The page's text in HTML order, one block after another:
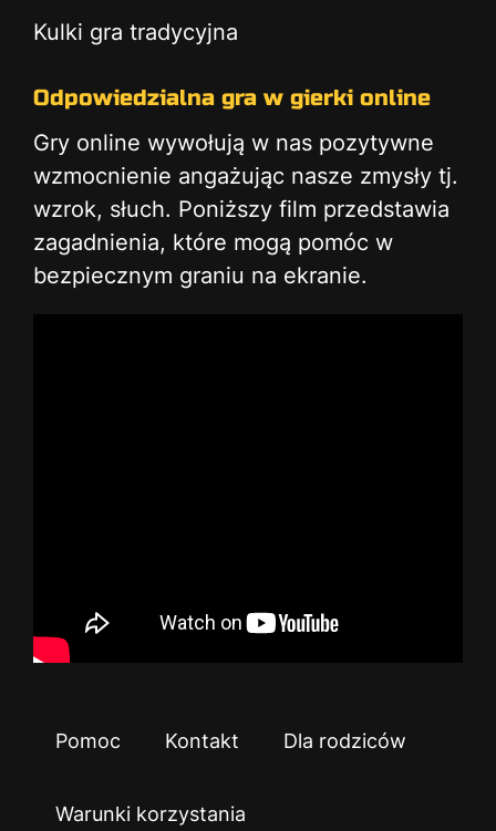
Kulki gra tradycyjna
Odpowiedzialna gra w gierki online
Gry online wywołują w nas pozytywne
wzmocnienie angażując nasze zmysły tj.
wzrok, słuch. Poniższy film przedstawia
zagadnienia, które mogą pomóc w
bezpiecznym graniu na ekranie.
Pomoc Kontakt Dla rodziców
Warunki korzystania